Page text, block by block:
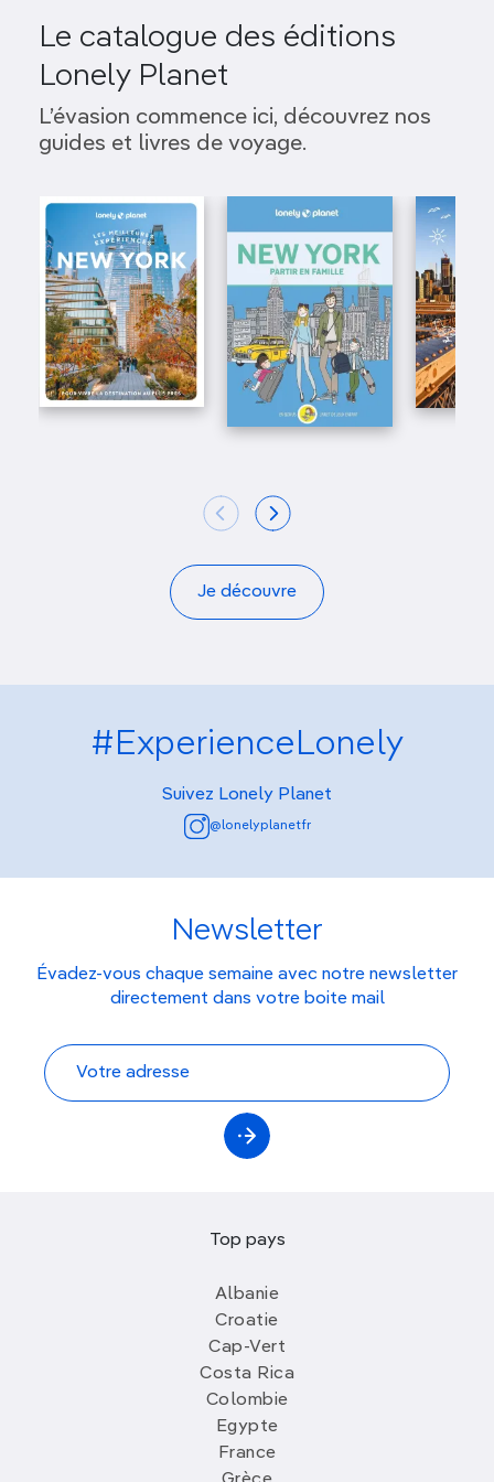
Le catalogue des éditions
Lonely Planet
L’évasion commence ici, découvrez nos
guides et livres de voyage.
Je découvre
#ExperienceLonely
Suivez Lonely Planet
@lonelyplanetfr
Newsletter
Évadez-vous chaque semaine avec notre newsletter
directement dans votre boite mail
Top pays
Albanie
Croatie
Cap-Vert
Costa Rica
Colombie
Egypte
France